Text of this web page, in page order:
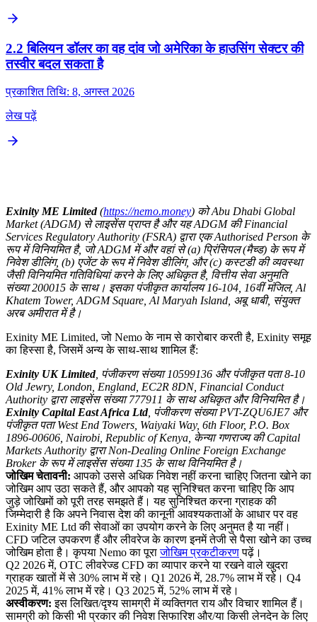
2.2 बिलियन डॉलर का वह दांव जो अमेरिका के हाउसिंग सेक्टर की
तस्वीर बदल सकता है
प्रकाशित तिथि: 8, अगस्त 2026
लेख पढ़ें
Exinity ME Limited(https://nemo.money) को Abu Dhabi Global
Market (ADGM) से लाइसेंस प्राप्त है और यह ADGM की Financial
Services Regulatory Authority (FSRA) द्वारा एक Authorised Person के
रूप में विनियमित है, जो ADGM में और वहां से (a) प्रिंसिपल (मैच्ड) के रूप में
निवेश डीलिंग, (b) एजेंट के रूप में निवेश डीलिंग, और (c) कस्टडी की व्यवस्था
जैसी विनियमित गतिविधियां करने के लिए अधिकृत है, वित्तीय सेवा अनुमति
संख्या 200015 के साथ। इसका पंजीकृत कार्यालय 16-104, 16वीं मंजिल, Al
Khatem Tower, ADGM Square, Al Maryah Island, अबू धाबी, संयुक्त
अरब अमीरात में है।
Exinity ME Limited, जो Nemo के नाम से कारोबार करती है, Exinity समूह
का हिस्सा है, जिसमें अन्य के साथ-साथ शामिल हैं:
Exinity UK Limited, पंजीकरण संख्या 10599136 और पंजीकृत पता 8-10
Old Jewry, London, England, EC2R 8DN, Financial Conduct
Authority द्वारा लाइसेंस संख्या 777911 के साथ अधिकृत और विनियमित है।
Exinity Capital East Africa Ltd, पंजीकरण संख्या PVT-ZQU6JE7 और
पंजीकृत पता West End Towers, Waiyaki Way, 6th Floor, P.O. Box
1896-00606, Nairobi, Republic of Kenya, केन्या गणराज्य की Capital
Markets Authority द्वारा Non-Dealing Online Foreign Exchange
Broker के रूप में लाइसेंस संख्या 135 के साथ विनियमित है।
जोखिम चेतावनी: आपको उससे अधिक निवेश नहीं करना चाहिए जितना खोने का
जोखिम आप उठा सकते हैं, और आपको यह सुनिश्चित करना चाहिए कि आप
जुड़े जोखिमों को पूरी तरह समझते हैं। यह सुनिश्चित करना ग्राहक की
जिम्मेदारी है कि अपने निवास देश की कानूनी आवश्यकताओं के आधार पर वह
Exinity ME Ltd की सेवाओं का उपयोग करने के लिए अनुमत है या नहीं।
CFD जटिल उपकरण हैं और लीवरेज के कारण इनमें तेजी से पैसा खोने का उच्च
जोखिम होता है। कृपया Nemo का पूराजोखिम प्रकटीकरणपढ़ें।
Q2 2026 में, OTC लीवरेज्ड CFD का व्यापार करने या रखने वाले खुदरा
ग्राहक खातों में से 30% लाभ में रहे। Q1 2026 में, 28.7% लाभ में रहे। Q4
2025 में, 41% लाभ में रहे। Q3 2025 में, 52% लाभ में रहे।
अस्वीकरण: इस लिखित/दृश्य सामग्री में व्यक्तिगत राय और विचार शामिल हैं।
सामग्री को किसी भी प्रकार की निवेश सिफारिश और/या किसी लेनदेन के लिए